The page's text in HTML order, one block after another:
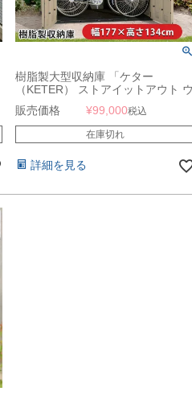
樹脂製大型収納庫 「ケター
（KETER） ストアイットアウト ウ
ルトラ（STORE IT OUT
ULTRA）」
販売価格 ¥99,000税込
在庫切れ
詳細を見る